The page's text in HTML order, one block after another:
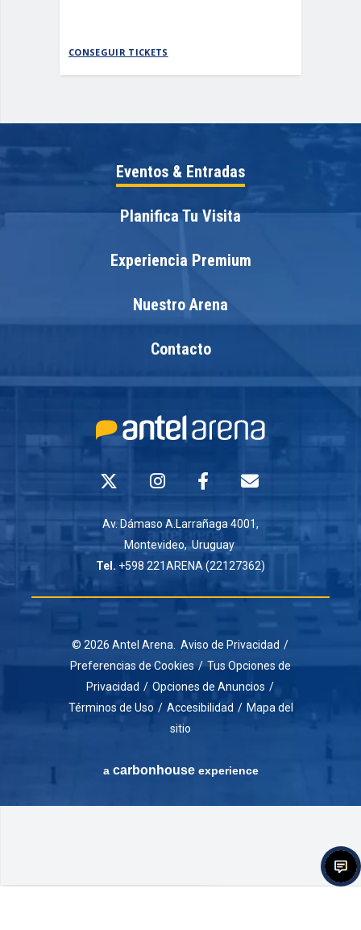
CONSEGUIR TICKETS
Eventos & Entradas
Planifica Tu Visita
Experiencia Premium
Nuestro Arena
Contacto
Av. Dámaso A.Larrañaga 4001,
Montevideo, Uruguay
Tel. +598 221ARENA (22127362)
© 2026 Antel Arena. Aviso de Privacidad /
Preferencias de Cookies / Tus Opciones de
Privacidad / Opciones de Anuncios /
Términos de Uso / Accesibilidad / Mapa del
sitio
a carbon houseexperience